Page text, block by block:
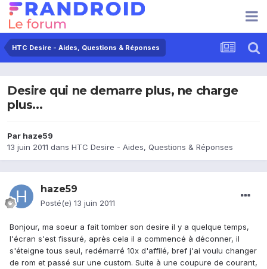
HTC Desire - Aides, Questions & Réponses
Desire qui ne demarre plus, ne charge
plus...
Par haze59
13 juin 2011 dans HTC Desire - Aides, Questions & Réponses
haze59
Posté(e) 13 juin 2011
Bonjour, ma soeur a fait tomber son desire il y a quelque temps,
l'écran s'est fissuré, après cela il a commencé à déconner, il
s'éteigne tous seul, redémarré 10x d'affilé, bref j'ai voulu changer
de rom et passé sur une custom. Suite à une coupure de courant,